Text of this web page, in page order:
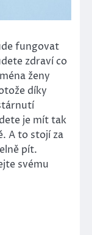
fungovat
zdraví co
ženy
díky
je mít tak
A to stojí za
pít.
svému